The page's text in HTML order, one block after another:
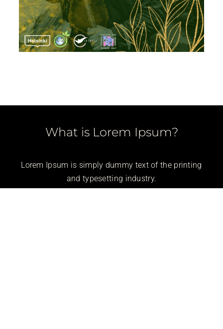
What is Lorem Ipsum?
Lorem Ipsum is simply dummy text of the printing
and typesetting industry.